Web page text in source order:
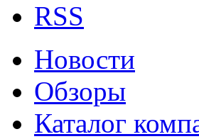
RSS
Новости
Обзоры
Каталог